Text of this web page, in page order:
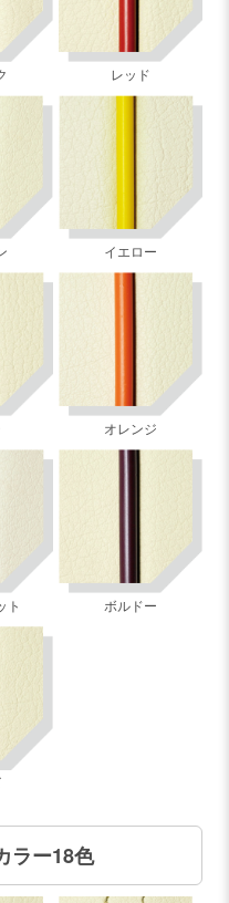
レッド
イエロー
オレンジ
ト ボルドー
ラー18色